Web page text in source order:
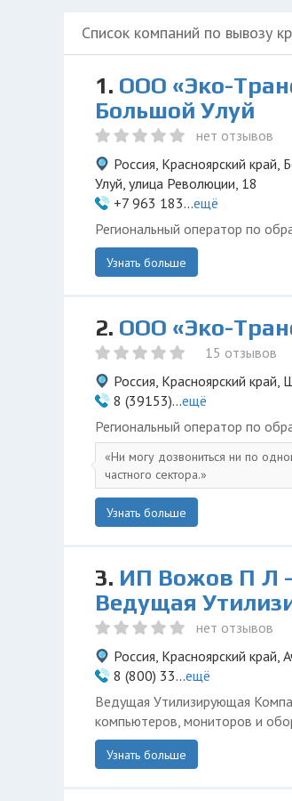
Список компаний по вывозу
1. ООО «Эко-
Большой Улуй
нет отзывов
Россия, Красноярский край,
Улуй, улица Революции, 18
+7 963 183...ещё
Региональный оператор по
Узнать больше
2. ООО «Эко-
15 отзывов
Россия, Красноярский
8 (39153)...ещё
Региональный оператор по
Ни могу дозвониться ни по
частного сектора.
Узнать больше
3. ИП Вожов П Л -
Ведущая
нет отзывов
Россия, Красноярский край,
8 (800) 33...ещё
Ведущая Утилизирующая
компьютеров, мониторов и
Узнать больше